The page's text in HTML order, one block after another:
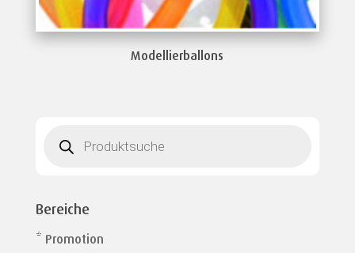
Modellierballons
search
Bereiche
* Promotion